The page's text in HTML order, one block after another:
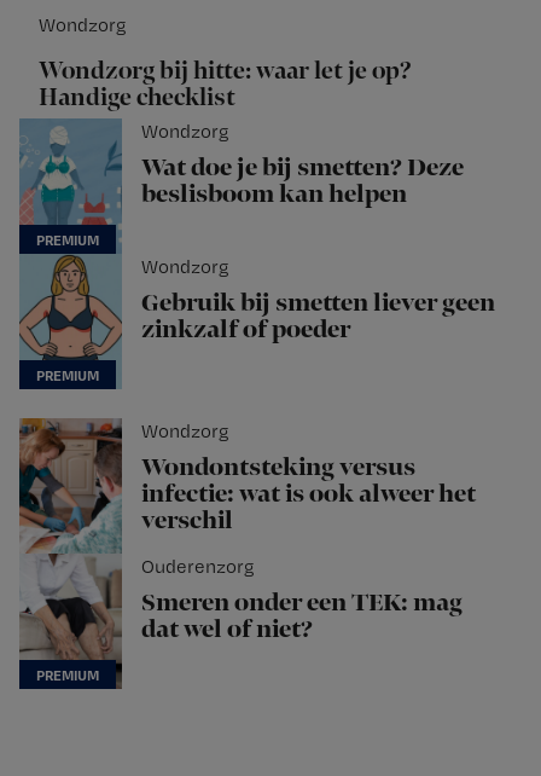
Wondzorg
Wondzorg bij hitte: waar let je op?
Handige checklist
Wondzorg
Wat doe je bij smetten? Deze
beslisboom kan helpen
Wondzorg
Gebruik bij smetten liever geen
zinkzalf of poeder
Wondzorg
Wondontsteking versus
infectie: wat is ook alweer het
verschil
Ouderenzorg
Smeren onder een TEK: mag
dat wel of niet?